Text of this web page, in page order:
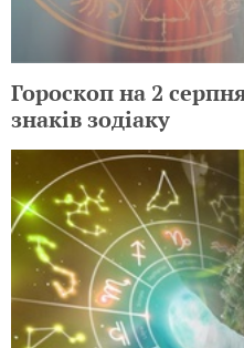
Гороскоп на 2
знаків зодіаку